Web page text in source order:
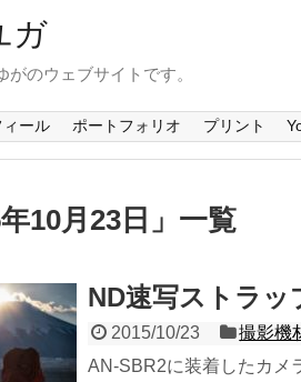
ガ
がのウェブサイトです。
ィール ポートフォリオ プリント
10月23日 」 一覧
ND速写ストラッ
2015/10/23
撮影機
AN-SBR2に装着したカメ